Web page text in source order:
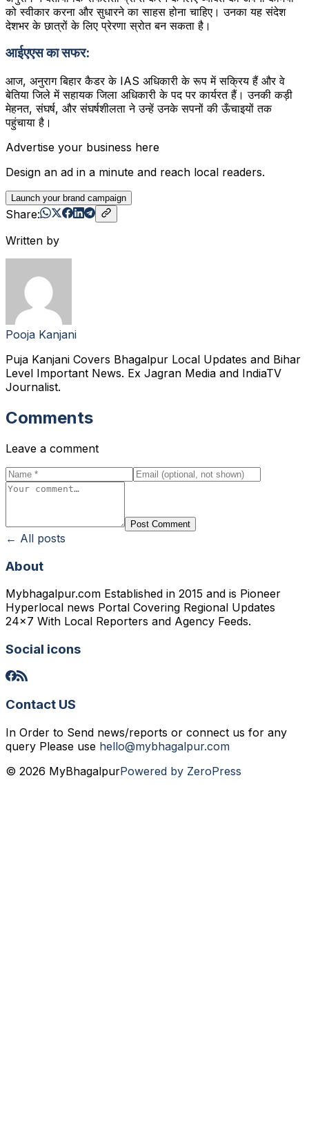
को स्वीकार करना और सुधारने का साहस होना चाहिए। उनका यह संदेश
देशभर के छात्रों के लिए प्रेरणा स्रोत बन सकता है।
आईएएस का सफर:
आज, अनुराग बिहार कैडर के IAS अधिकारी के रूप में सक्रिय हैं और वे
बेतिया जिले में सहायक जिला अधिकारी के पद पर कार्यरत हैं। उनकी कड़ी
मेहनत, संघर्ष, और संघर्षशीलता ने उन्हें उनके सपनों की ऊँचाइयों तक
पहुंचाया है।
Advertise your business here
Design an ad in a minute and reach local readers.
Launch your brand campaign
Share:
Written by
Pooja Kanjani
Puja Kanjani Covers Bhagalpur Local Updates and Bihar
Level Important News. Ex Jagran Media and IndiaTV
Journalist.
Comments
Leave a comment
Post Comment
← All posts
About
Mybhagalpur.com Established in 2015 and is Pioneer
Hyperlocal news Portal Covering Regional Updates
24x7 With Local Reporters and Agency Feeds.
Social icons
Contact US
In Order to Send news/reports or connect us for any
query Please use hello@mybhagalpur.com
© 2026 MyBhagalpurPowered by ZeroPress